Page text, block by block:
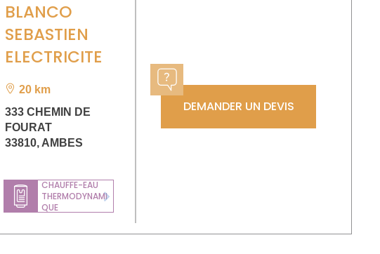
BLANCO
SEBASTIEN
ELECTRICITE
20 km
333 CHEMIN DE
FOURAT
33810, AMBES
CHAUFFE-EAU
THERMODYNAMI
QUE
Next
DEMANDER UN DEVIS